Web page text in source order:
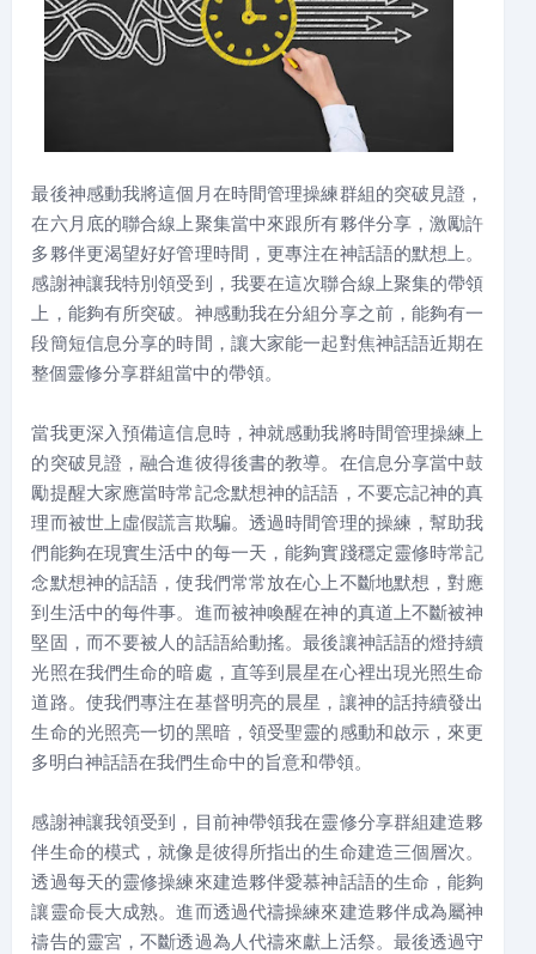
最後神感動我將這個月在時間管理操練群組的突破見證，
在六月底的聯合線上聚集當中來跟所有夥伴分享，激勵許
多夥伴更渴望好好管理時間，更專注在神話語的默想上。
感謝神讓我特別領受到，我要在這次聯合線上聚集的帶領
上，能夠有所突破。神感動我在分組分享之前，能夠有一
段簡短信息分享的時間，讓大家能一起對焦神話語近期在
整個靈修分享群組當中的帶領。
當我更深入預備這信息時，神就感動我將時間管理操練上
的突破見證，融合進彼得後書的教導。在信息分享當中鼓
勵提醒大家應當時常記念默想神的話語，不要忘記神的真
理而被世上虛假謊言欺騙。透過時間管理的操練，幫助我
們能夠在現實生活中的每一天，能夠實踐穩定靈修時常記
念默想神的話語，使我們常常放在心上不斷地默想，對應
到生活中的每件事。進而被神喚醒在神的真道上不斷被神
堅固，而不要被人的話語給動搖。最後讓神話語的燈持續
光照在我們生命的暗處，直等到晨星在心裡出現光照生命
道路。使我們專注在基督明亮的晨星，讓神的話持續發出
生命的光照亮一切的黑暗，領受聖靈的感動和啟示，來更
多明白神話語在我們生命中的旨意和帶領。
感謝神讓我領受到，目前神帶領我在靈修分享群組建造夥
伴生命的模式，就像是彼得所指出的生命建造三個層次。
透過每天的靈修操練來建造夥伴愛慕神話語的生命，能夠
讓靈命長大成熟。進而透過代禱操練來建造夥伴成為屬神
禱告的靈宮，不斷透過為人代禱來獻上活祭。最後透過守